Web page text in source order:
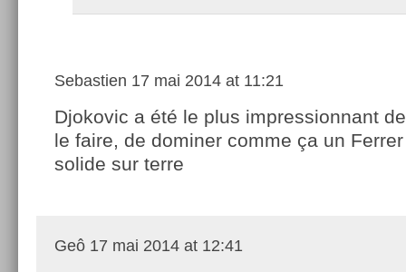
Sebastien 17 mai 2014 at 11:21
Djokovic a été le plus impressionnant
le faire, de dominer comme ça un
solide sur terre
Geô 17 mai 2014 at 12:41